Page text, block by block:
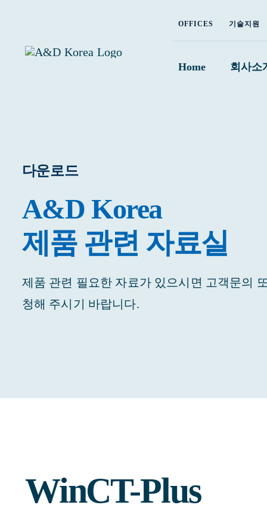
content
OFFICES 기술지원
Home 회사소
다운로드
A&D Korea
제품 관련 자료실
제품 관련 필요한 자료가 있으시면 고객문의
청해 주시기 바랍니다.
WinCT-Plus